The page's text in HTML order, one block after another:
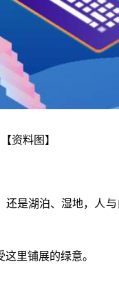
【资料图】
是湖泊、湿地，人
里铺展的绿意。